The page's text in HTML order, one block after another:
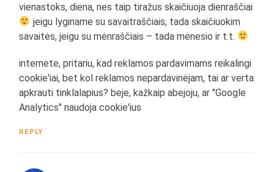
vienastoks, diena, nes taip tiražus skaičiuoja dienraščiai
jeigu lyginame su savaitraščiais, tada skaičiuokim
savaitės, jeigu su mėnraščiais – tada mėnesio ir t.t.
internete, pritariu, kad reklamos pardavimams reikalingi
cookie'iai, bet kol reklamos nepardavinėjam, tai ar verta
apkrauti tinklalapius? beje, kažkaip abejoju, ar "Google
Analytics" naudoja cookie'ius
REPLY